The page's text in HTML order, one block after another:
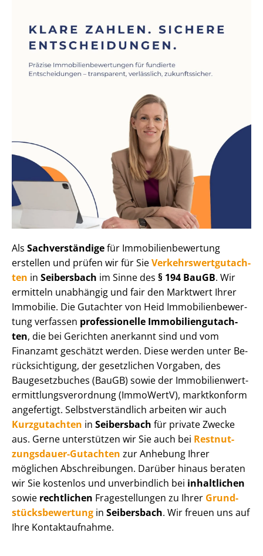
Als Sachverständigefür Im­mo­bi­li­en­be­wer­tung
erstellen und prüfen wir für SieVer­kehrs­wert­gut­ach­
ten in Seibersbach im Sinne des § 194 BauGB. Wir
ermitteln unabhängig und fair den Marktwert Ihrer
Immobilie. Die Gutachter von Heid Im­mo­bi­li­en­be­wer­
tung verfassen professionelle Im­mo­bi­li­en­gut­ach­
ten, die bei Gerichten anerkannt sind und vom
Finanzamt geschätzt werden. Diese werden unter Be­
rück­sich­ti­gung, der gesetzlichen Vorgaben, des
Baugesetzbuches (BauGB) sowie der Im­mo­bi­li­en­wert­
ermitt­lungs­ver­ord­nung (ImmoWertV), marktkonform
angefertigt. Selbst­ver­ständ­lich arbeiten wir auch
Kurzgutachten in Seibersbach für private Zwecke
aus. Gerne unterstützen wir Sie auch bei Rest­nut­
zungs­dau­er-Gutachten zur Anhebung Ihrer
möglichen Abschreibungen. Darüber hinaus beraten
wir Sie kostenlos und unverbindlich bei inhaltlichen
sowie rechtlichen Fragestellungen zu Ihrer Grund­
stücks­be­wer­tung in Seibersbach. Wir freuen uns auf
Ihre Kontaktaufnahme.